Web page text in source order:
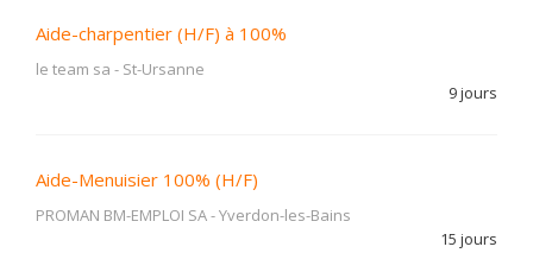
Aide-charpentier (H/F) à 100%
le team sa - St-Ursanne
9 jours
Aide-Menuisier 100% (H/F)
PROMAN BM-EMPLOI SA-Yverdon-les-Bains
15 jours